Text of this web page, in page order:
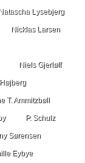
Natascha Lysebjerg
Nicklas Larsen
Niels Gjerløff
T. Ammitzbøll
P. Schulz
Sørensen
Eybye